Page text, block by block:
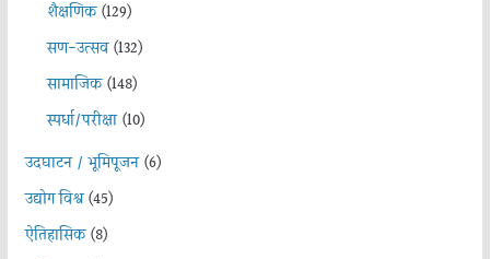
शैक्षणिक(129)
सण-उत्सव(132)
सामाजिक(148)
स्पर्धा/परीक्षा(10)
उदघाटन / भूमिपूजन(6)
उद्योग विश्व(45)
ऐतिहासिक(8)